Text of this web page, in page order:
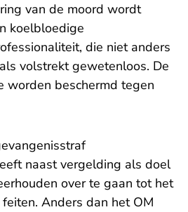
van de moord wordt
koelbloedige
die niet anders
volstrekt gewetenloos. De
worden beschermd tegen
naast vergelding als doel
over te gaan tot het
Anders dan het OM